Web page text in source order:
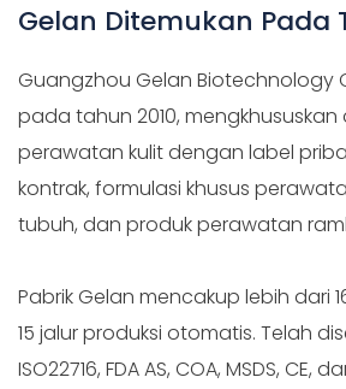
Gelan Ditemukan Pada
Guangzhou Gelan Biotechnology
pada tahun 2010,
perawatan kulit dengan label
kontrak, formulasi khusus
tubuh, dan produk perawatan
Pabrik Gelan mencakup lebih dari
15 jalur produksi otomatis. Telah
ISO22716, FDA AS, COA, MSDS, CE,